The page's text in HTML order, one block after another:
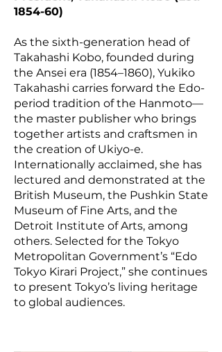
1854-60)
As the sixth-generation head of
Takahashi Kobo, founded during
the Ansei era (1854–1860), Yukiko
Takahashi carries forward the Edo-
period tradition of the Hanmoto—
the master publisher who brings
together artists and craftsmen in
the creation of Ukiyo-e.
Internationally acclaimed, she has
lectured and demonstrated at the
British Museum, the Pushkin State
Museum of Fine Arts, and the
Detroit Institute of Arts, among
others. Selected for the Tokyo
Metropolitan Government’s “Edo
Tokyo Kirari Project,” she continues
to present Tokyo’s living heritage
to global audiences.